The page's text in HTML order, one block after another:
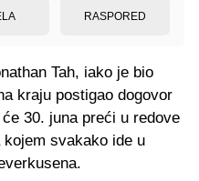
RASPORED
Tah, iako je bio
kraju postigao dogovor
30. juna preći u redove
svakako ide u